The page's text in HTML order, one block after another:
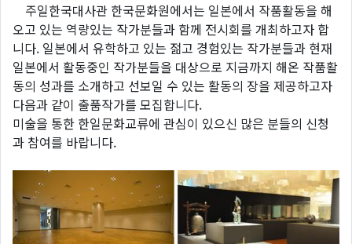
주일한국대사관 한국문화원에서는 일본에서 작품활동을 해
오고 있는 역량있는 작가분들과 함께 전시회를 개최하고자 합
니다. 일본에서 유학하고 있는 젊고 경험있는 작가분들과 현재
일본에서 활동중인 작가분들을 대상으로 지금까지 해온 작품활
동의 성과를 소개하고 선보일 수 있는 활동의 장을 제공하고자
다음과 같이 출품작가를 모집합니다.
미술을 통한 한일문화교류에 관심이 있으신 많은 분들의 신청
과 참여를 바랍니다.